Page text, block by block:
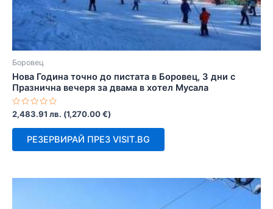
Боровец
Нова Година точно до пистата в Боровец, 3 дни с
Празнична вечеря за двама в хотел Мусала
Оценено
с
0
2,483.91 лв. (1,270.00€)
РЕЗЕРВИРАЙ ПРЕЗ VISIT.BG